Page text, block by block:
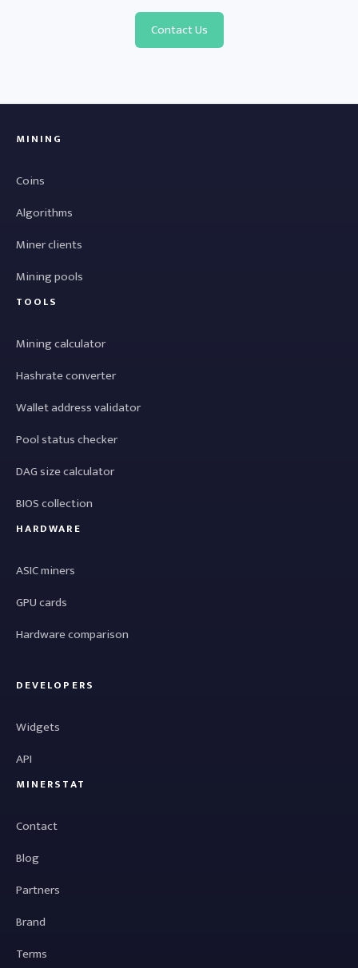
Contact Us
MINING
Coins
Algorithms
Miner clients
Mining pools
TOOLS
Mining calculator
Hashrate converter
Wallet address validator
Pool status checker
DAG size calculator
BIOS collection
HARDWARE
ASIC miners
GPU cards
Hardware comparison
DEVELOPERS
Widgets
API
MINERSTAT
Contact
Blog
Partners
Brand
Terms